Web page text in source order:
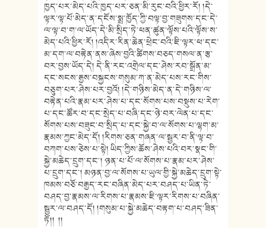
ཁྱད་པར་མེད་པའི་ཁྱད་པར་ཅན་མི་རུང་བའི་ཕྱིར་རོ། །དེ་
ལྟར་ལྟ་པོ་མེད་ན་དངོས་སྨྲ་ཁྱོད་ཀྱི་བལྟ་བྱ་གཟུགས་དང་དེ་
ལ་ལྟ་བ་ག་ལ་ཡོད་དེ་མི་སྲིད་ཏེ་ཕན་ཚུན་ལྟོས་པའི་ལྟོས་ས་
མེད་པའི་ཕྱིར་རོ། །འདིར་རིན་ཆེན་ཕྲེང་བའི་ཇི་ལྟར་ཕ་དང་
མ་དག་ལ་བརྟེན་ནས་ཞེས་བྱའི་ཚིགས་བཅད་གསལ་ན་རྩ་
བར་བྱས་ཡོད་དེ། དེ་ནི་རང་འགྲེལ་དང་ཤེས་རབ་སྒྲོན་མ་
དང་སངས་རྒྱས་བསྐྱངས་གསུམ་ཀ་ན་མེད་པས་རང་གིས་
བཅུག་པར་ཤེས་པར་བྱའོ། །དེ་གཉིས་མེད་ན་དེ་གཉིས་ལ་
བརྟེན་པའི་རྣམ་པར་ཤེས་པ་དང་སོགས་པས་བསྡུས་པ་རེག་
པ་དང་ཚོར་བ་དང་སྲེད་པ་བཞི་དང་ཉེ་བར་ལེན་པ་དང་
སོགས་པས་བཟུང་བ་སྲིད་པ་དང་སྐྱེ་བ་ལ་སོགས་པ་ལྷག་མ་
རྣམས་ཀྱང་མེད་དོ། །རིགས་ཅན་གཞན་ལ་སྦྱར་བ་ནི་ལྟ་བ་
བཀག་པས་ཅེས་པ་སྟེ། ཡིད་ཀྱིས་ཆོས་ཤེས་པའི་བར་སྣང་གི་
སྐྱེ་མཆེད་དྲུག་དང་། ཉན་པ་པོ་ལ་སོགས་པ་རྣམ་པར་ཤེས་
པ་དྲུག་དང་། མཉན་བྱ་ལ་སོགས་པ་ཡུལ་གྱི་སྐྱེ་མཆེད་དྲུག་སྟེ་
ཁམས་བཅོ་བརྒྱད་རང་བཞིན་མེད་པར་བཤད་པ་ཡིན་ཏེ་
བཤད་བྱ་རྣམས་ལ་རིགས་པ་རྣམས་ཇི་ལྟར་རིགས་པ་བཞིན་
སྦྱར་ལ་བཤད་དོ། །གསུམ་པ་སྐྱེ་མཆེད་བརྟག་པ་བཤད་ཟིན་
ཏོ།། །།